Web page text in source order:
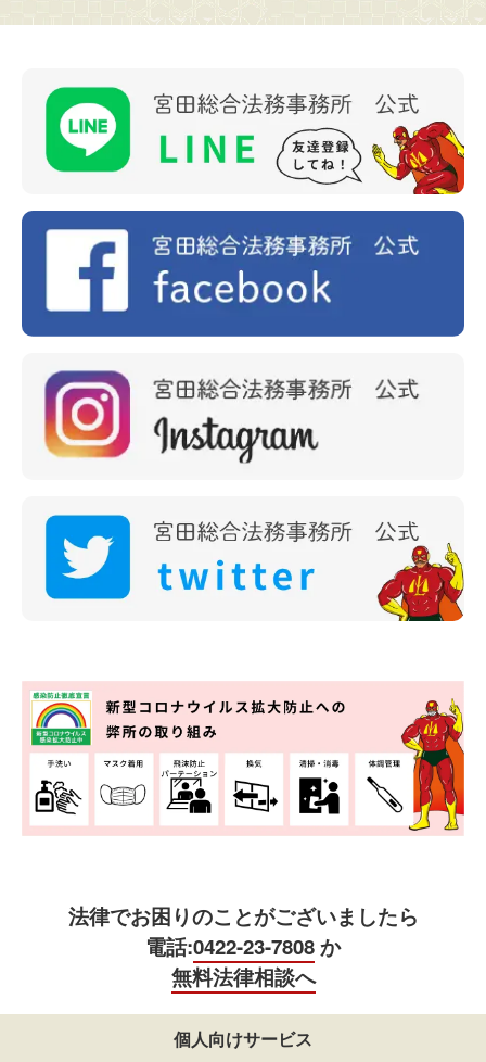
法律でお困りのことがございましたら
電話:0422-23-7808か
無料法律相談へ
個人向けサービス